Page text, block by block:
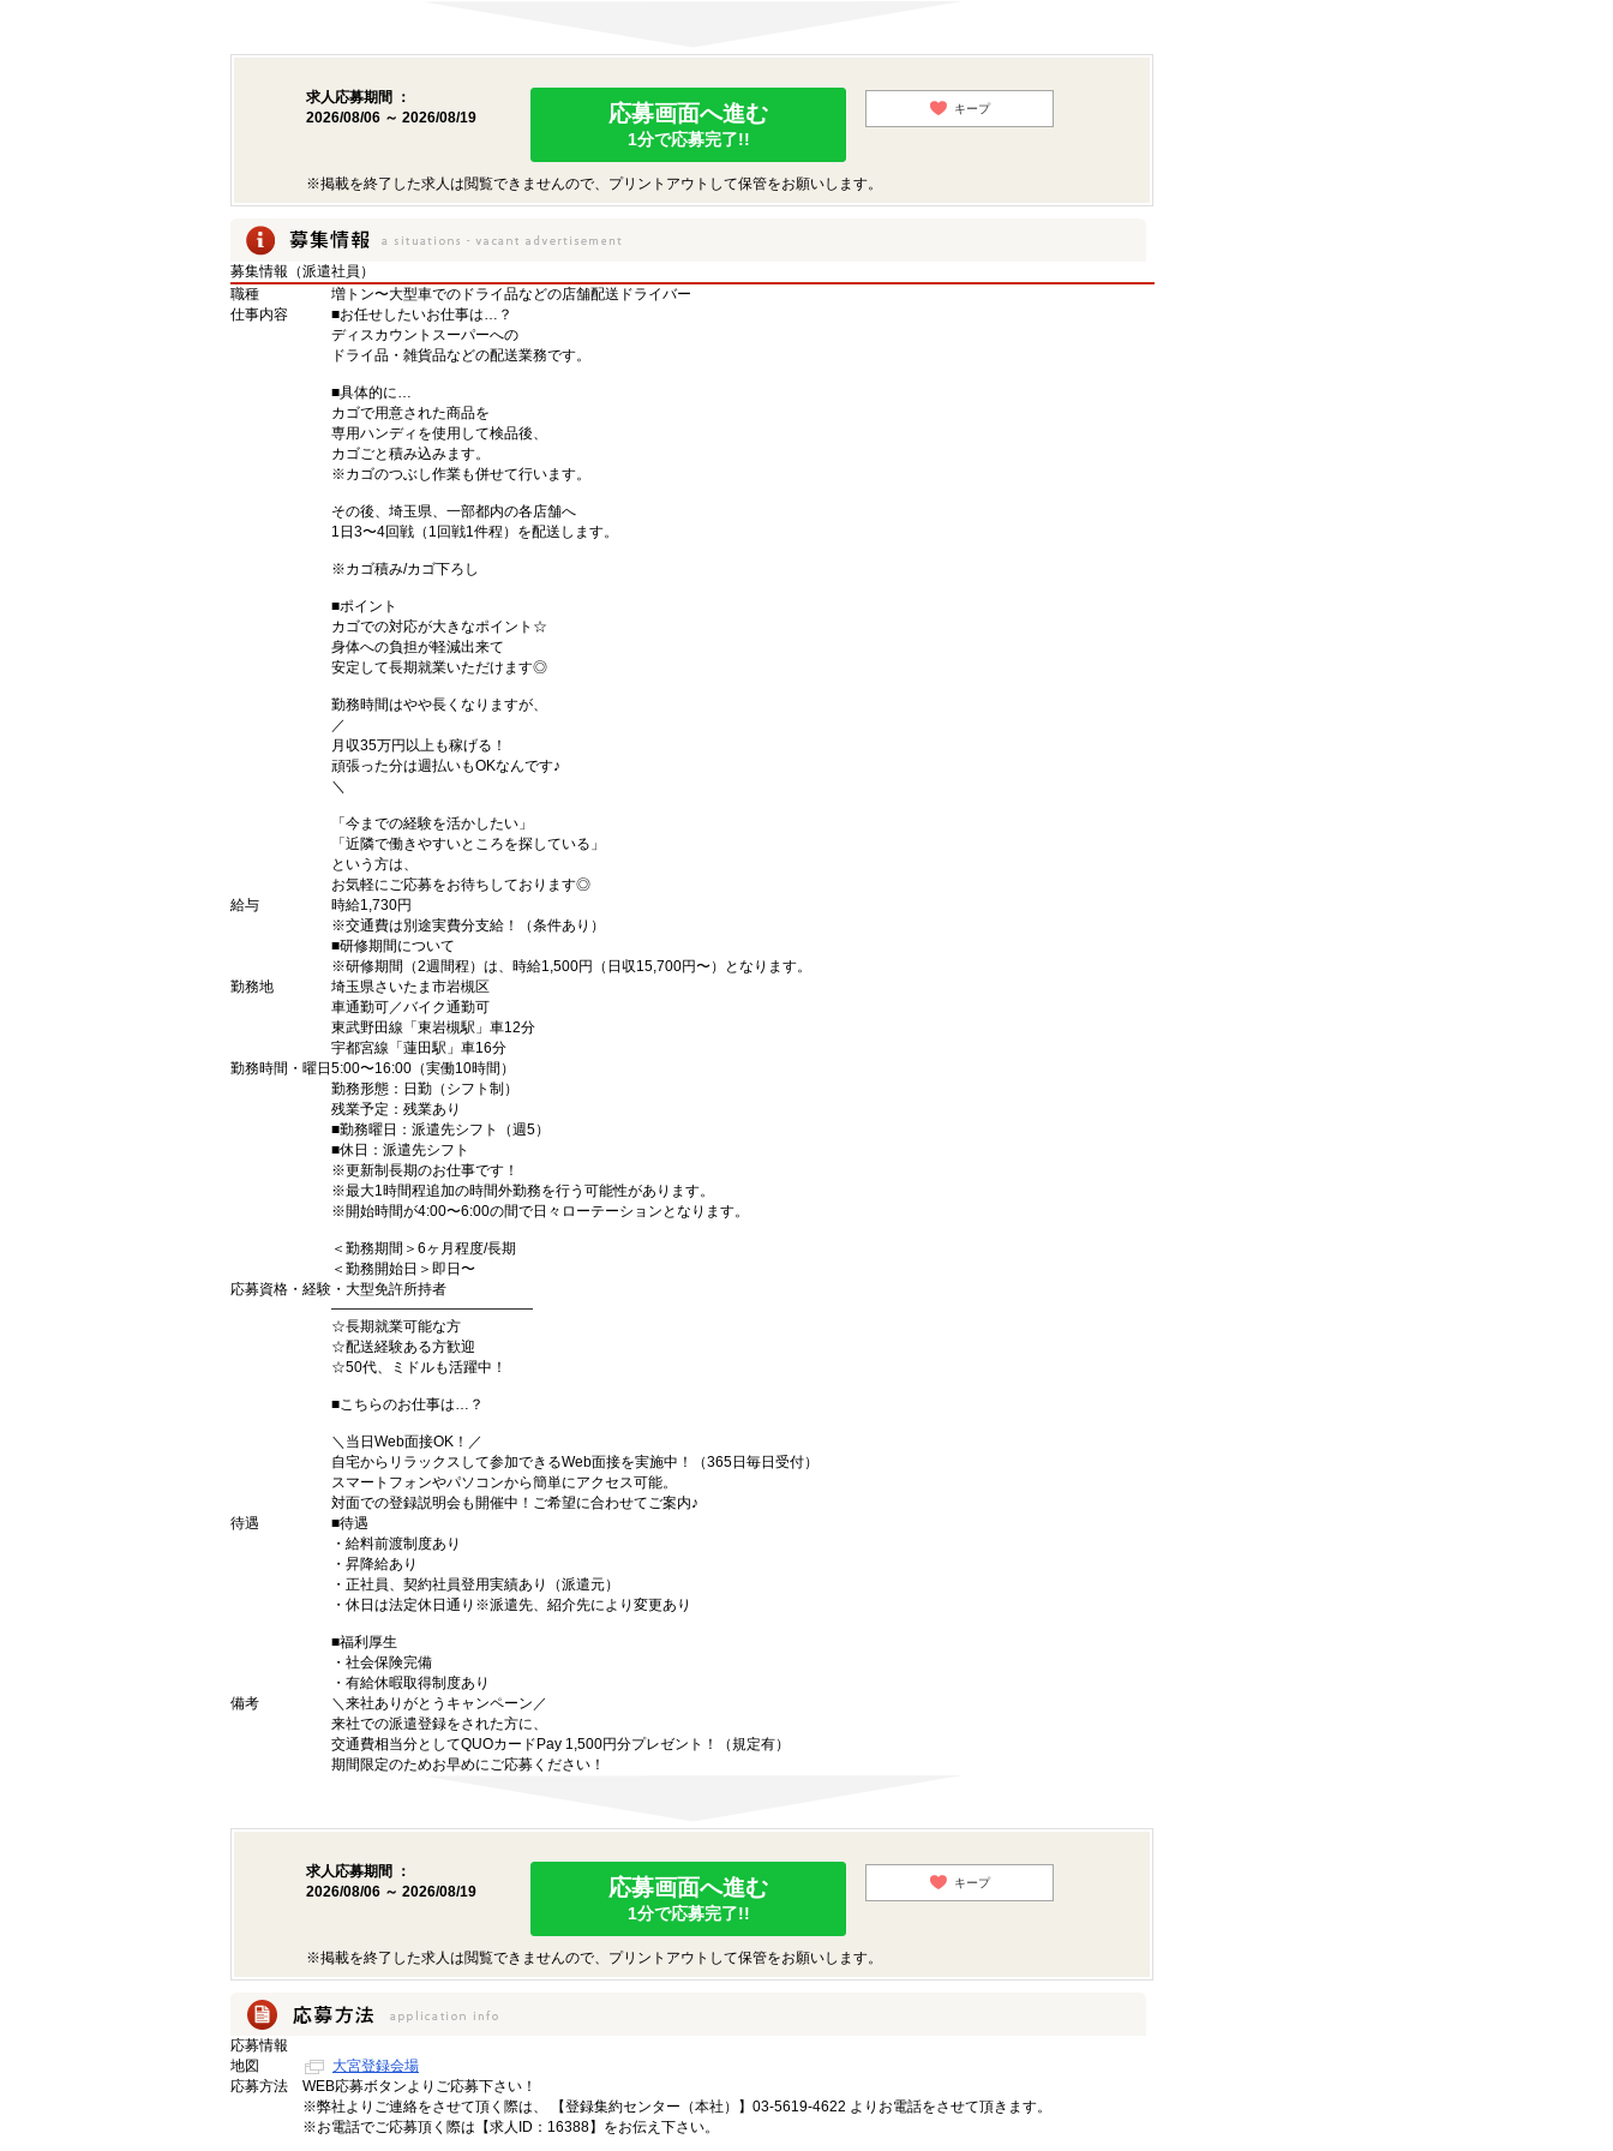
求人応募期間 ：
2026/08/06 ～ 2026/08/19
応募画面へ進む
1分で応募完了!!
キープ
※掲載を終了した求人は閲覧できませんので、プリントアウトして保管をお願いします。
募集情報（派遣社員）
職種
増トン〜大型車でのドライ品などの店舗配送ドライバー
仕事内容
■お任せしたいお仕事は…？
ディスカウントスーパーへの
ドライ品・雑貨品などの配送業務です。
■具体的に…
カゴで用意された商品を
専用ハンディを使用して検品後、
カゴごと積み込みます。
※カゴのつぶし作業も併せて行います。
その後、埼玉県、一部都内の各店舗へ
1日3〜4回戦（1回戦1件程）を配送します。
※カゴ積み/カゴ下ろし
■ポイント
カゴでの対応が大きなポイント☆
身体への負担が軽減出来て
安定して長期就業いただけます◎
勤務時間はやや長くなりますが、
／
月収35万円以上も稼げる！
頑張った分は週払いもOKなんです♪
＼
「今までの経験を活かしたい」
「近隣で働きやすいところを探している」
という方は、
お気軽にご応募をお待ちしております◎
給与
時給1,730円
※交通費は別途実費分支給！（条件あり）
■研修期間について
※研修期間（2週間程）は、時給1,500円（日収15,700円〜）となります。
勤務地
埼玉県さいたま市岩槻区
車通勤可／バイク通勤可
東武野田線「東岩槻駅」車12分
宇都宮線「蓮田駅」車16分
勤務時間・曜日 5:00〜16:00（実働10時間）
勤務形態：日勤（シフト制）
残業予定：残業あり
■勤務曜日：派遣先シフト（週5）
■休日：派遣先シフト
※更新制長期のお仕事です！
※最大1時間程追加の時間外勤務を行う可能性があります。
※開始時間が4:00〜6:00の間で日々ローテーションとなります。
＜勤務期間＞6ヶ月程度/長期
＜勤務開始日＞即日〜
応募資格・経験 ・大型免許所持者
――――――――――――――
☆長期就業可能な方
☆配送経験ある方歓迎
☆50代、ミドルも活躍中！
■こちらのお仕事は…？
＼当日Web面接OK！／
自宅からリラックスして参加できるWeb面接を実施中！（365日毎日受付）
スマートフォンやパソコンから簡単にアクセス可能。
対面での登録説明会も開催中！ご希望に合わせてご案内♪
待遇
■待遇
・給料前渡制度あり
・昇降給あり
・正社員、契約社員登用実績あり（派遣元）
・休日は法定休日通り※派遣先、紹介先により変更あり
■福利厚生
・社会保険完備
・有給休暇取得制度あり
備考
＼来社ありがとうキャンペーン／
来社での派遣登録をされた方に、
交通費相当分としてQUOカードPay 1,500円分プレゼント！（規定有）
期間限定のためお早めにご応募ください！
求人応募期間 ：
2026/08/06 ～ 2026/08/19
応募画面へ進む
1分で応募完了!!
キープ
※掲載を終了した求人は閲覧できませんので、プリントアウトして保管をお願いします。
応募情報
地図
大宮登録会場
応募方法
WEB応募ボタンよりご応募下さい！
※弊社よりご連絡をさせて頂く際は、 【登録集約センター（本社）】03-5619-4622 よりお電話をさせて頂きます。
※お電話でご応募頂く際は【求人ID：16388】をお伝え下さい。